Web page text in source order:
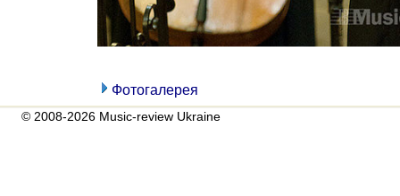
Фотогалерея
© 2008-2026 Music-review Ukraine